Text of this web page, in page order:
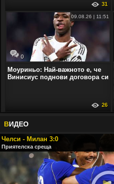
31
0
09.08.26 | 11:51
Моуриньо: Най-важното е, че
Винисиус поднови договора си
26
ВИДЕО
Челси - Милан 3:0
Приятелска среща